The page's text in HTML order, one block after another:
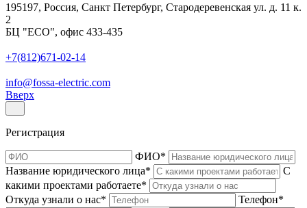
195197, Россия, Санкт Петербург, Стародеревенская ул. д. 11 к.
2
БЦ "ECO", офис 433-435
+7(812)671-02-14
info@fossa-electric.com
Вверх
Регистрация
ФИО*
Название юридического лица*
С
какими проектами работаете*
Откуда узнали о нас* Телефон*